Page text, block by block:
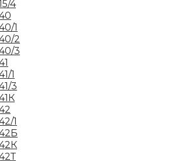
4
1
2
3
1
3
1